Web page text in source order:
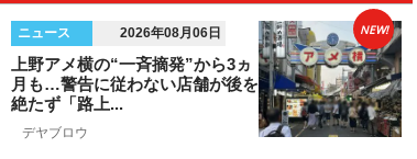
ニュース 2026年08月06日
上野アメ横の“一斉摘発”から3ヵ
月も…警告に従わない店舗が後を
絶たず「路上...
デヤブロウ
NEW!